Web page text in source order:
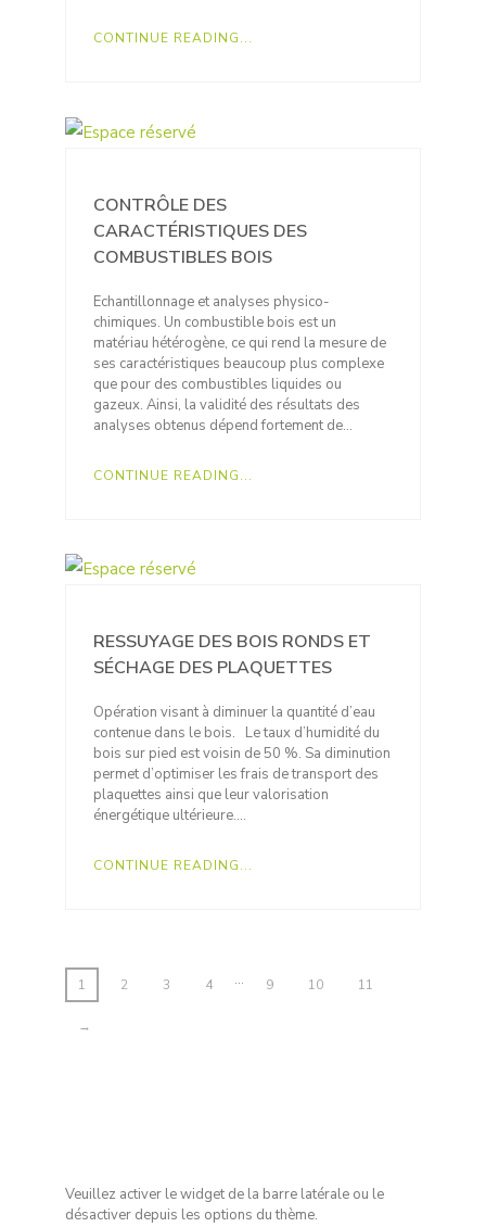
CONTINUE READING...
CONTRÔLE DES
CARACTÉRISTIQUES DES
COMBUSTIBLES BOIS
Echantillonnage et analyses physico-
chimiques. Un combustible bois est un
matériau hétérogène, ce qui rend la mesure de
ses caractéristiques beaucoup plus complexe
que pour des combustibles liquides ou
gazeux. Ainsi, la validité des résultats des
analyses obtenus dépend fortement de…
CONTINUE READING...
RESSUYAGE DES BOIS RONDS ET
SÉCHAGE DES PLAQUETTES
Opération visant à diminuer la quantité d’eau
contenue dans le bois. Le taux d’humidité du
bois sur pied est voisin de 50 %. Sa diminution
permet d’optimiser les frais de transport des
plaquettes ainsi que leur valorisation
énergétique ultérieure….
CONTINUE READING...
1 2 3 4 … 9 10 11
→
Veuillez activer le widget de la barre latérale ou le
désactiver depuis les options du thème.